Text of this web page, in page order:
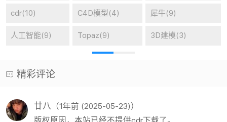
cdr(10) C4D模型(4) 犀牛(9)
人工智能(9) Topaz(9) 3D建模(3)
精彩评论
廿八 （1年前 (2025-05-23)）